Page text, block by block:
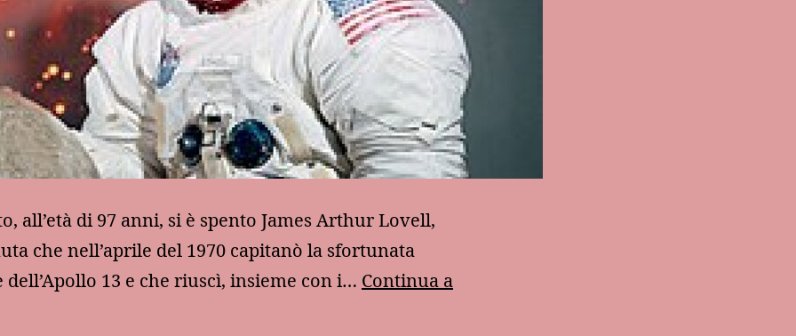
all’età di 97 anni, si è spento James Arthur Lovell,
che nell’aprile del 1970 capitanò la sfortunata
dell’Apollo 13 e che riuscì, insieme con i… Continua a